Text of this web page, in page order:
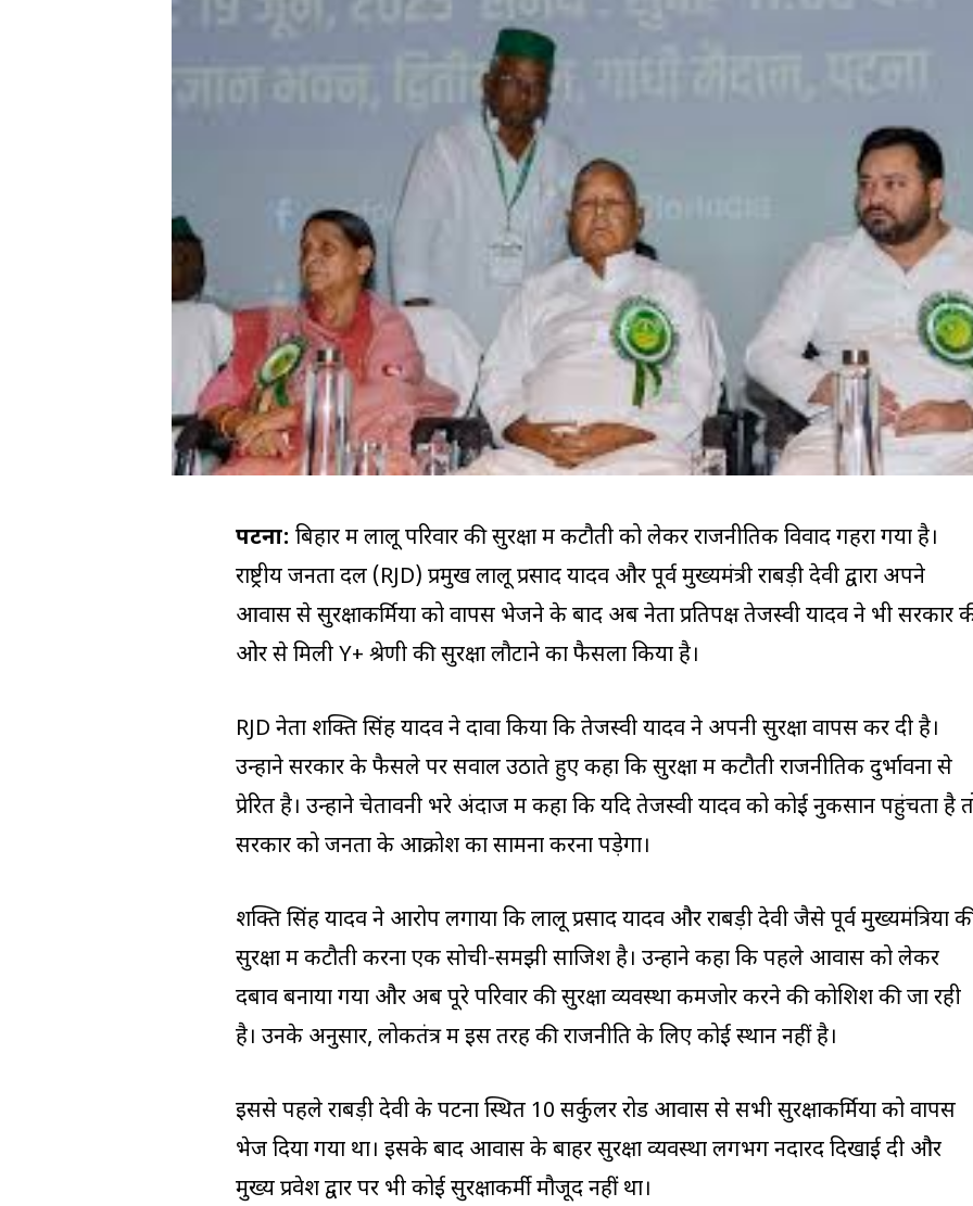
पटना: बिहार में लालू परिवार की सुरक्षा में कटौती को लेकर राजनीतिक विवाद गहरा गया है।
राष्ट्रीय जनता दल (RJD) प्रमुख लालू प्रसाद यादव और पूर्व मुख्यमंत्री राबड़ी देवी द्वारा अपने
आवास से सुरक्षाकर्मियों को वापस भेजने के बाद अब नेता प्रतिपक्ष तेजस्वी यादव ने भी सरकार
ओर से मिली Y+ श्रेणी की सुरक्षा लौटाने का फैसला किया है।
RJD नेता शक्ति सिंह यादव ने दावा किया कि तेजस्वी यादव ने अपनी सुरक्षा वापस कर दी है।
उन्होंने सरकार के फैसले पर सवाल उठाते हुए कहा कि सुरक्षा में कटौती राजनीतिक दुर्भावना से
प्रेरित है। उन्होंने चेतावनी भरे अंदाज में कहा कि यदि तेजस्वी यादव को कोई नुकसान पहुंचता है
सरकार को जनता के आक्रोश का सामना करना पड़ेगा।
शक्ति सिंह यादव ने आरोप लगाया कि लालू प्रसाद यादव और राबड़ी देवी जैसे पूर्व मुख्यमंत्रियों
सुरक्षा में कटौती करना एक सोची-समझी साजिश है। उन्होंने कहा कि पहले आवास को लेकर
दबाव बनाया गया और अब पूरे परिवार की सुरक्षा व्यवस्था कमजोर करने की कोशिश की जा रही
है। उनके अनुसार, लोकतंत्र में इस तरह की राजनीति के लिए कोई स्थान नहीं है।
इससे पहले राबड़ी देवी के पटना स्थित 10 सर्कुलर रोड आवास से सभी सुरक्षाकर्मियों को वापस
भेज दिया गया था। इसके बाद आवास के बाहर सुरक्षा व्यवस्था लगभग नदारद दिखाई दी और
मुख्य प्रवेश द्वार पर भी कोई सुरक्षाकर्मी मौजूद नहीं था।